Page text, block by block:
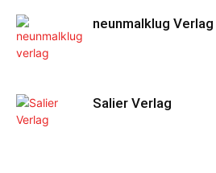
neunmalklug Verlag
Salier Verlag